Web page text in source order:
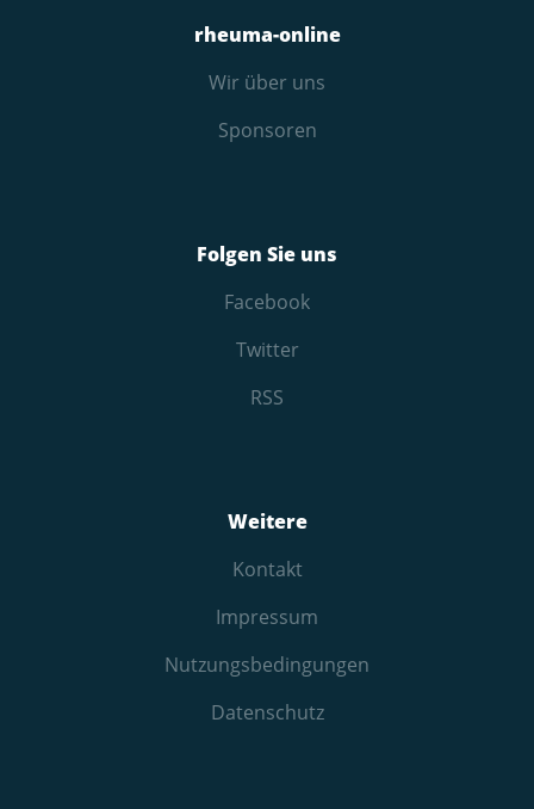
rheuma-online
Wir über uns
Sponsoren
Folgen Sie uns
Facebook
Twitter
RSS
Weitere
Kontakt
Impressum
Nutzungs­bedingungen
Datenschutz